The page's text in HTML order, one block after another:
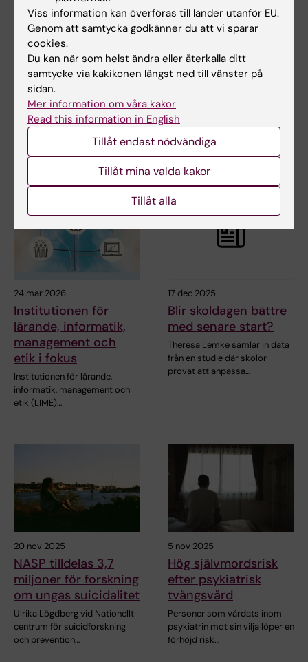
25 jun 2026
Ny statistikrapport:
Självmordsstatistik
för Stockholms län
2010–2024
Nationellt centrum för
suicidforskning och prevention
22 maj 2026
forskningsprojekt ska
stärka
spårtrafiken
Ett nytt forskningsprojekt vid
Nationellt centrum för
suicidforskning och…
24 mar 2026
Institutionen för
lärande, informatik,
management och
etik i fokus
Institutionen för lärande,
informatik, management och
etik (LIME)…
17 dec 2025
Blir skoldagen bättre
med senare start?
Theresa Lemke samlar in data
från en studie där skolor
provat att anpassa…
20 nov 2025
NASP tilldelas 3,7
miljoner för forskning
om ungas suicidalitet
Ulrika Lögdberg vid Nationellt
centrum för suicidforskning
och prevention…
5 nov 2025
Hög självmordsrisk
efter psykiatrisk
tvångsvård
Personer som vårdats inom
psykiatrin mot sin vilja löper en
förhöjd risk…
Viss information kan överföras till länder utanför EU.
Genom att samtycka godkänner du att vi sparar
cookies.
Du kan när som helst ändra eller återkalla ditt
samtycke via kakikonen längst ned till vänster på
sidan.
Mer information om våra kakor
Read this information in English
Tillåt endast nödvändiga
Tillåt mina valda kakor
Tillåt alla